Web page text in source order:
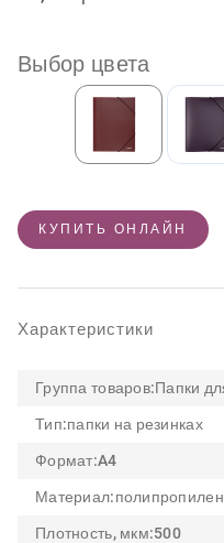
Выбор цвета
КУПИТЬ ОНЛАЙН
Характеристики
Группа товаров:Папки
Тип:папки на резинках
Формат:A4
Материал:полипропилен
Плотность, мкм:500